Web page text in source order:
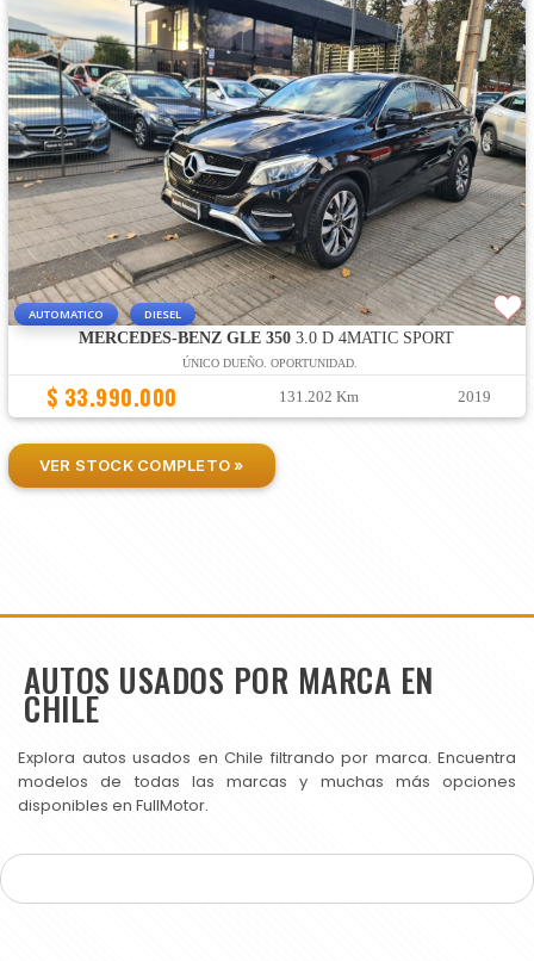
AUTOMATICO DIESEL
MERCEDES-BENZ GLE 350 3.0 D 4MATIC SPORT
ÚNICO DUEÑO. OPORTUNIDAD.
$ 33.990.000 131.202 Km 2019
VER STOCK COMPLETO »
AUTOS USADOS POR MARCA EN
CHILE
Explora autos usados en Chile filtrando por marca. Encuentra
modelos de todas las marcas y muchas más opciones
disponibles en FullMotor.